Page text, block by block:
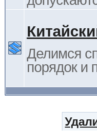
Делимся
порядок и